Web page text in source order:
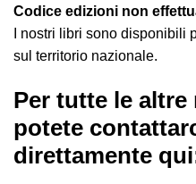
Codice edizioni non
I nostri libri sono disponibili
sul territorio nazionale.
Per tutte le altre
potete
direttamente